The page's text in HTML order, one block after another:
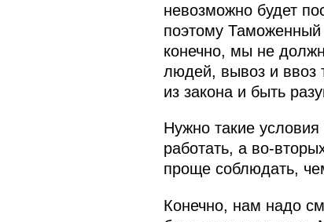
невозможно будет
поэтому Таможенный
конечно, мы не
людей, вывоз и ввоз
из закона и быть
Нужно такие
работать, а
проще соблюдать,
Конечно, нам надо